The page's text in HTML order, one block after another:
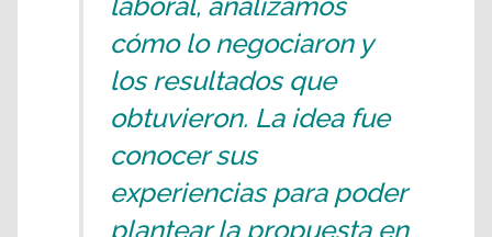
cómo lo negociaron y
los resultados que
obtuvieron. La idea fue
conocer sus
experiencias para poder
plantear la propuesta en